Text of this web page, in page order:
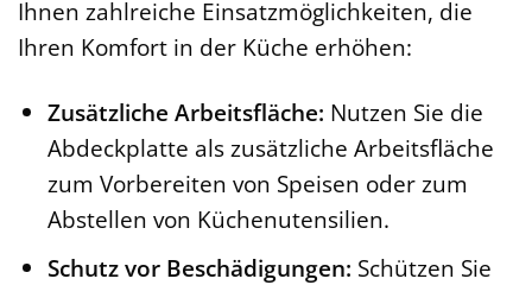
Ihnen zahlreiche Einsatzmöglichkeiten, die
Ihren Komfort in der Küche erhöhen:
Zusätzliche Arbeitsfläche: Nutzen Sie die
Abdeckplatte als zusätzliche Arbeitsfläche
zum Vorbereiten von Speisen oder zum
Abstellen von Küchenutensilien.
Schutz vor Beschädigungen: Schützen Sie